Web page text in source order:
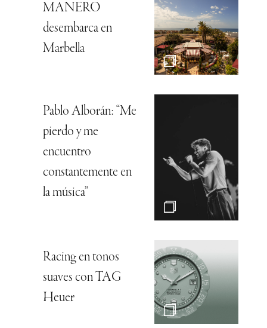
MANERO
desembarca en
Marbella
Pablo Alborán: “Me
pierdo y me
encuentro
constantemente en
la música”
Racing en tonos
suaves con TAG
Heuer